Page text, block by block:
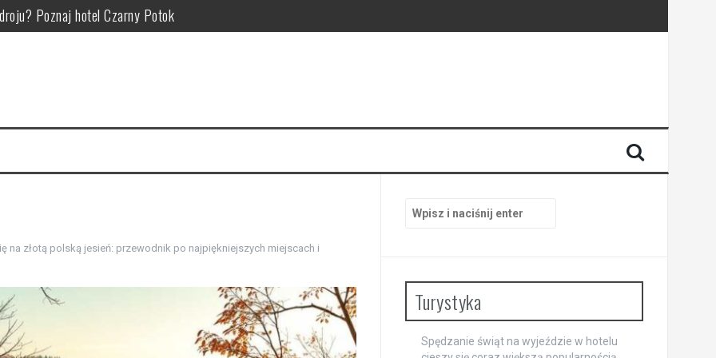
Poznaj hotel Czarny Potok
i pomysły na rodzinne wyprawy w góry
od czego zależy cena noclegów i atrakcji turystycznych
atrakcje i wypoczynek dla każdego pokolenia
na złotą polską jesień: przewodnik po najpiękniejszych miejscach i
Turystyka
Spędzanie świąt na wyjeździe w hotelu